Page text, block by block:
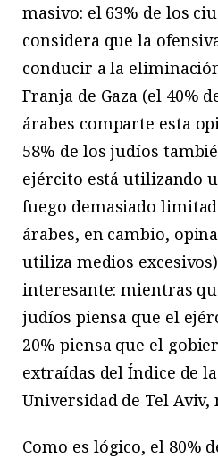
masivo: el 63% de los
considera que la
conducir a la
Franja de Gaza (el 40%
árabes comparte esta
58% de los judíos
ejército está utilizando
fuego demasiado
árabes, en cambio,
utiliza medios
interesante: mientras
judíos piensa que el
20% piensa que el
extraídas del Índice de la
Universidad de Tel Aviv,
Como es lógico, el 80%